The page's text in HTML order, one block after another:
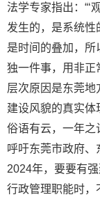
法学专家指出：“‘
发生的，是系统性
是时间的叠加，所
独一件事，用非正
层次原因是东莞
建设风貌的真实体
俗语有云，一年之
呼吁东莞市政府、
2024年，要要有
行政管理职能时，